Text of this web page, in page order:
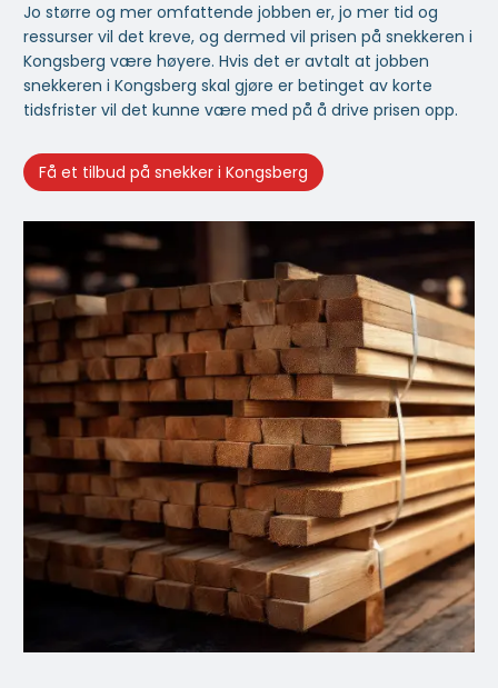
Jo større og mer omfattende jobben er, jo mer tid og
ressurser vil det kreve, og dermed vil prisen på snekkeren i
Kongsberg være høyere. Hvis det er avtalt at jobben
snekkeren i Kongsberg skal gjøre er betinget av korte
tidsfrister vil det kunne være med på å drive prisen opp.
Få et tilbud på snekker i Kongsberg